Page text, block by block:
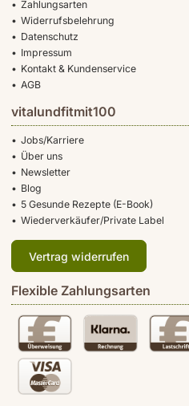
Zahlungsarten
Widerrufsbelehrung
Datenschutz
Impressum
Kontakt & Kundenservice
AGB
vitalundfitmit100
Jobs/Karriere
Über uns
Newsletter
Blog
5 Gesunde Rezepte (E-Book)
Wiederverkäufer/Private Label
Vertrag widerrufen
Flexible Zahlungsarten